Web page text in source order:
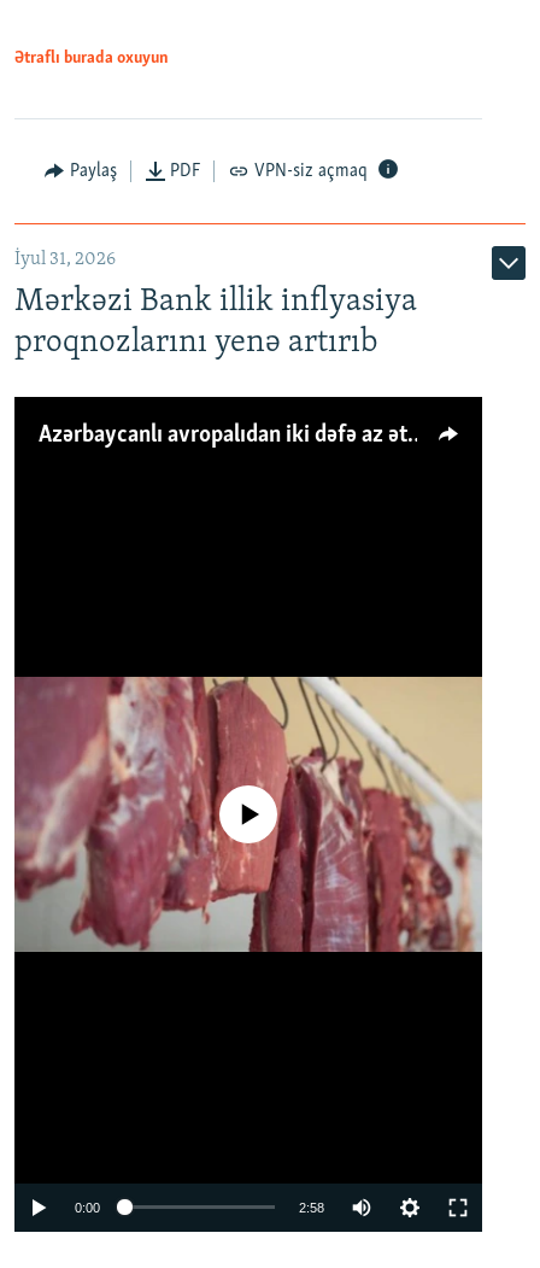
Ətraflı burada oxuyun
Paylaş PDF VPN-siz açmaq
İyul 31, 2026
Mərkəzi Bank illik inflyasiya
proqnozlarını yenə artırıb
Azərbaycanlı avropalıdan iki dəfə az ət yeyir, amma... 'Qiymət artımı qaçılmazdır'
No media source currently available
0:00 2:58